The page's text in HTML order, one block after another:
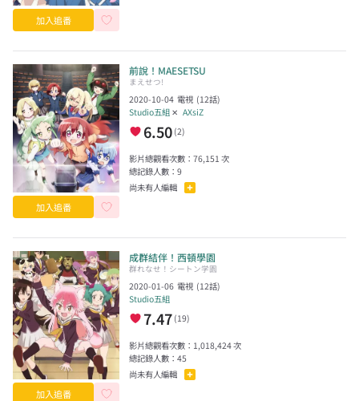
加入追番
加入追番
前說！MAESETSU
まえせつ!
2020-10-04 電視 (12話)
Studio五組 ✕ AXsiZ
6.50 (2)
影片總觀看次數：76,151 次
總記錄人數：9
尚未有人編輯
加入追番
成群結伴！西頓學園
群れなせ！シートン学園
2020-01-06 電視 (12話)
Studio五組
7.47 (19)
影片總觀看次數： 1,018,424次
總記錄人數：45
尚未有人編輯